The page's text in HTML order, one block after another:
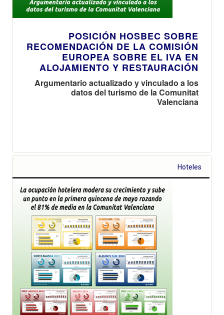
POSICIÓN HOSBEC SOBRE
RECOMENDACIÓN DE LA COMISIÓN
EUROPEA SOBRE EL IVA EN
ALOJAMIENTO Y RESTAURACIÓN
Argumentario actualizado y vinculado a los
datos del turismo de la Comunitat
Valenciana
Hoteles